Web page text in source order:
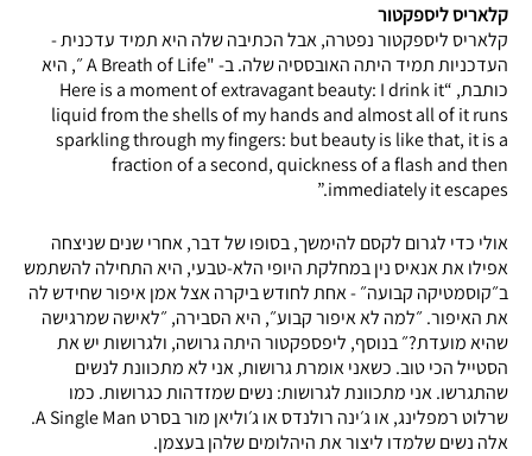
קלאריס ליספקטור
קלאריס ליספקטור נפטרה, אבל הכתיבה שלה היא תמיד עדכנית -
העדכניות תמיד היתה האובססיה שלה. ב- "A Breath of Life ״, היא
כותבת, “Here is a moment of extravagant beauty: I drink it
liquid from the shells of my hands and almost all of it runs
sparkling through my fingers: but beauty is like that, it is a
fraction of a second, quickness of a flash and then
immediately it escapes.”
אולי כדי לגרום לקסם להימשך, בסופו של דבר, אחרי שנים שניצחה
אפילו את אנאיס נין במחלקת היופי הלא-טבעי, היא התחילה להשתמש
ב״קוסמטיקה קבועה״ - אחת לחודש ביקרה אצל אמן איפור שחידש לה
את האיפור. ״למה לא איפור קבוע״, היא הסבירה, ״לאישה שמרגישה
שהיא מועדת?״ בנוסף, ליפספקטור היתה גרושה, ולגרושות יש את
הסטייל הכי טוב. כשאני אומרת גרושות, אני לא מתכוונת לנשים
שהתגרשו. אני מתכוונת לגרושות: נשים שמזדהות כגרושות. כמו
שרלוט רמפלינג, או ג׳ינה רולנדס או ג׳וליאן מור בסרט A Single Man.
אלה נשים שלמדו ליצור את היהלומים שלהן בעצמן.